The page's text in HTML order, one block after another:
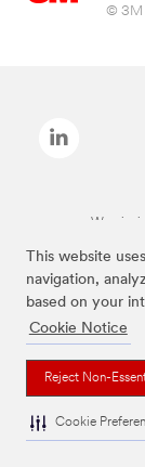
This website
navigation,
based on your
Cookie Notice
Reject Non-
Cookie
© 3M